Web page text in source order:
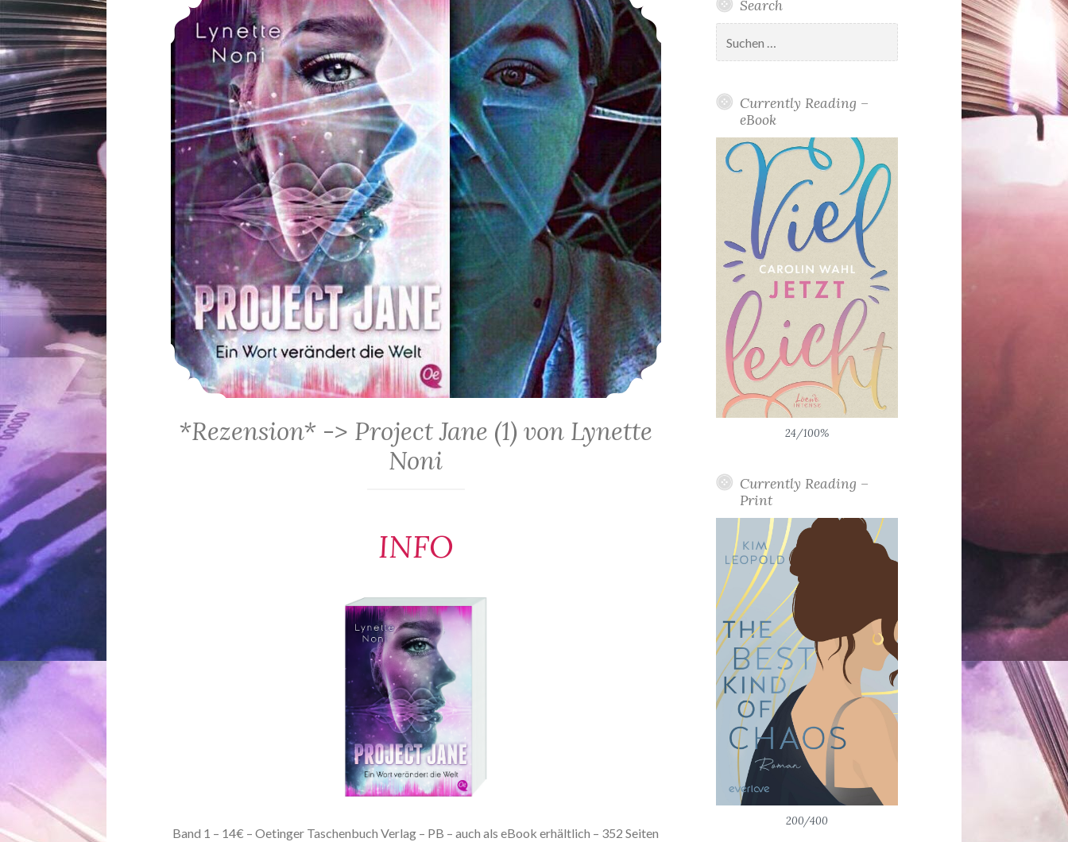
*Rezension* -> Project Jane (1) von Lynette
Noni
INFO
Band 1 – 14€ – Oetinger Taschenbuch Verlag – PB – auch als eBook erhältlich – 352 Seiten
Search
nach:
Currently Reading –
eBook
24/100%
Currently Reading –
Print
200/400